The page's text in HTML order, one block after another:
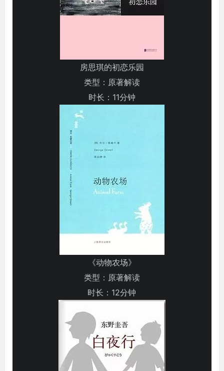
房思琪的初恋乐园
类型：原著解读
时长：11分钟
《动物农场》
类型：原著解读
时长：12分钟